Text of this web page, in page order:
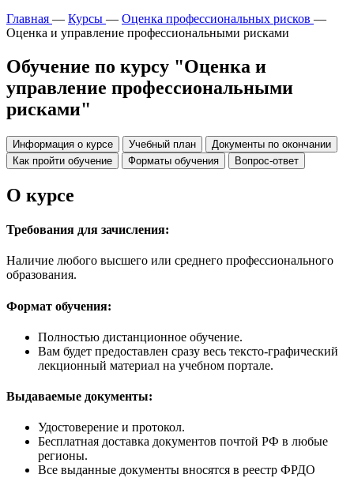
Главная — Курсы — Оценка профессиональных рисков —
Оценка и управление профессиональными рисками
Обучение по курсу "Оценка и
управление профессиональными
рисками"
Информация о курсе Учебный план
Документы по окончании
Как пройти обучение
Форматы обучения Вопрос-ответ
О курсе
Требования для зачисления:
Наличие любого высшего или среднего профессионального
образования.
Формат обучения:
Полностью дистанционное обучение.
Вам будет предоставлен сразу весь тексто-графический
лекционный материал на учебном портале.
Выдаваемые документы:
Удостоверение и протокол.
Бесплатная доставка документов почтой РФ в любые
регионы.
Все выданные документы вносятся в реестр ФРДО